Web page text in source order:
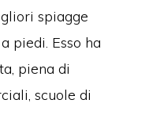
spiagge
piedi. Esso ha
piena di
scuole di